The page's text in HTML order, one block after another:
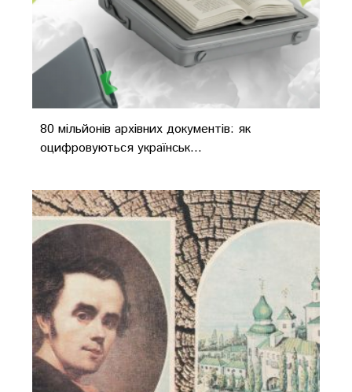
80 мільйонів архівних документів: як
оцифровуються українськ...